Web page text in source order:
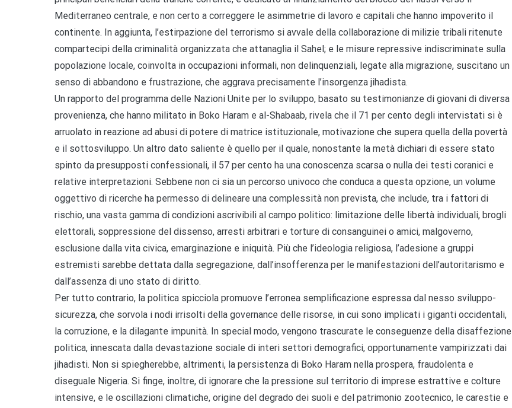
Mediterraneo centrale, e non certo a correggere le asimmetrie di lavoro e capitali che hanno impoverito il
continente. In aggiunta, l’estirpazione del terrorismo si avvale della collaborazione di milizie tribali ritenute
compartecipi della criminalità organizzata che attanaglia il Sahel; e le misure repressive indiscriminate sulla
popolazione locale, coinvolta in occupazioni informali, non delinquenziali, legate alla migrazione, suscitano un
senso di abbandono e frustrazione, che aggrava precisamente l’insorgenza jihadista.
Un rapporto del programma delle Nazioni Unite per lo sviluppo, basato su testimonianze di giovani di diversa
provenienza, che hanno militato in Boko Haram e al-Shabaab, rivela che il 71 per cento degli intervistati si è
arruolato in reazione ad abusi di potere di matrice istituzionale, motivazione che supera quella della povertà
e il sottosviluppo. Un altro dato saliente è quello per il quale, nonostante la metà dichiari di essere stato
spinto da presupposti confessionali, il 57 per cento ha una conoscenza scarsa o nulla dei testi coranici e
relative interpretazioni. Sebbene non ci sia un percorso univoco che conduca a questa opzione, un volume
oggettivo di ricerche ha permesso di delineare una complessità non prevista, che include, tra i fattori di
rischio, una vasta gamma di condizioni ascrivibili al campo politico: limitazione delle libertà individuali, brogli
elettorali, soppressione del dissenso, arresti arbitrari e torture di consanguinei o amici, malgoverno,
esclusione dalla vita civica, emarginazione e iniquità. Più che l’ideologia religiosa, l’adesione a gruppi
estremisti sarebbe dettata dalla segregazione, dall’insofferenza per le manifestazioni dell’autoritarismo e
dall’assenza di uno stato di diritto.
Per tutto contrario, la politica spicciola promuove l’erronea semplificazione espressa dal nesso sviluppo-
sicurezza, che sorvola i nodi irrisolti della governance delle risorse, in cui sono implicati i giganti occidentali,
la corruzione, e la dilagante impunità. In special modo, vengono trascurate le conseguenze della disaffezione
politica, innescata dalla devastazione sociale di interi settori demografici, opportunamente vampirizzati dai
jihadisti. Non si spiegherebbe, altrimenti, la persistenza di Boko Haram nella prospera, fraudolenta e
diseguale Nigeria. Si finge, inoltre, di ignorare che la pressione sul territorio di imprese estrattive e colture
intensive, e le oscillazioni climatiche, origine del degrado dei suoli e del patrimonio zootecnico, le carestie e